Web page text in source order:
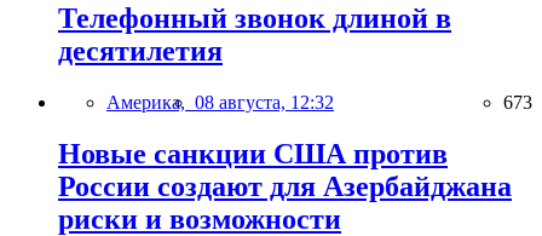
Телефонный звонок длиной в
десятилетия
Америка, 08 августа, 12:32 673
Новые санкции США против
России создают для Азербайджана
риски и возможности